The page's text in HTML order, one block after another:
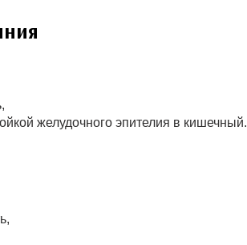
желудочного эпителия в кишечный.